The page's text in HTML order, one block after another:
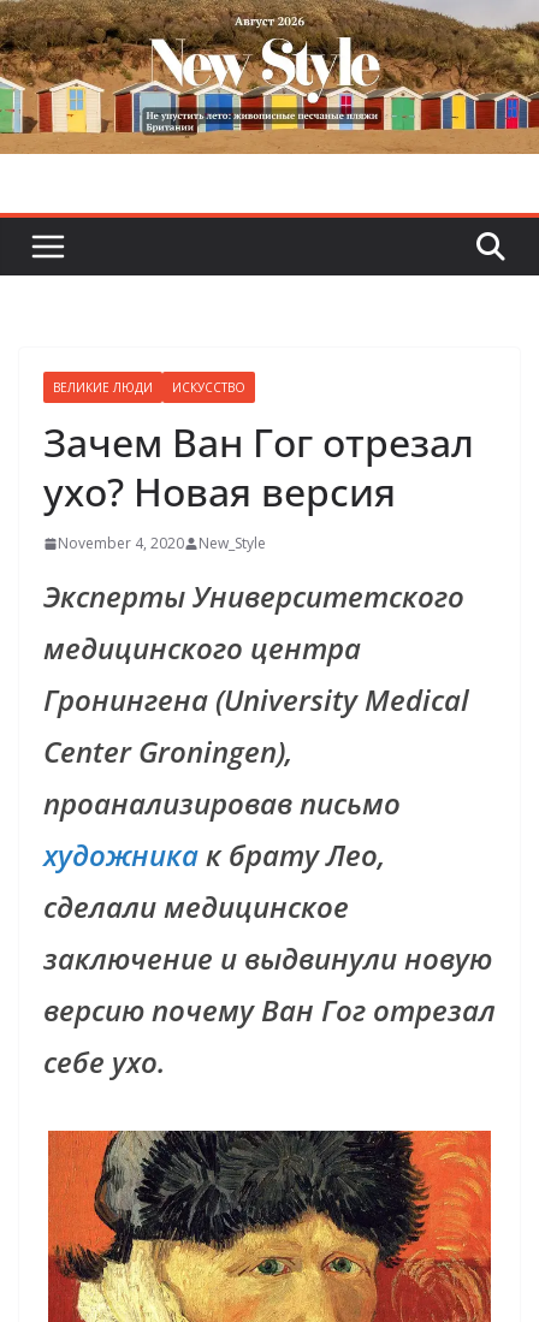
Skip
to
content
ВЕЛИКИЕ ЛЮДИ ИСКУССТВО
Зачем Ван Гог отрезал
ухо? Новая версия
November 4, 2020 New_Style
Эксперты Университетского
медицинского центра
Гронингена (University Medical
Center Groningen),
проанализировав письмо
художникак брату Лео,
сделали медицинское
заключение и выдвинули новую
версию почемуВан Гог отрезал
себе ухо.